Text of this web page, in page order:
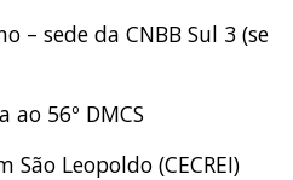
– sede da CNBB Sul 3 (se
ao 56º DMCS
Leopoldo (CECREI)